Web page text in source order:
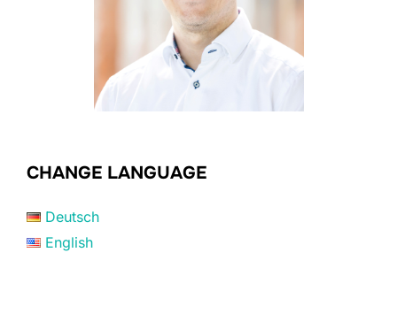
CHANGE LANGUAGE
Deutsch
English